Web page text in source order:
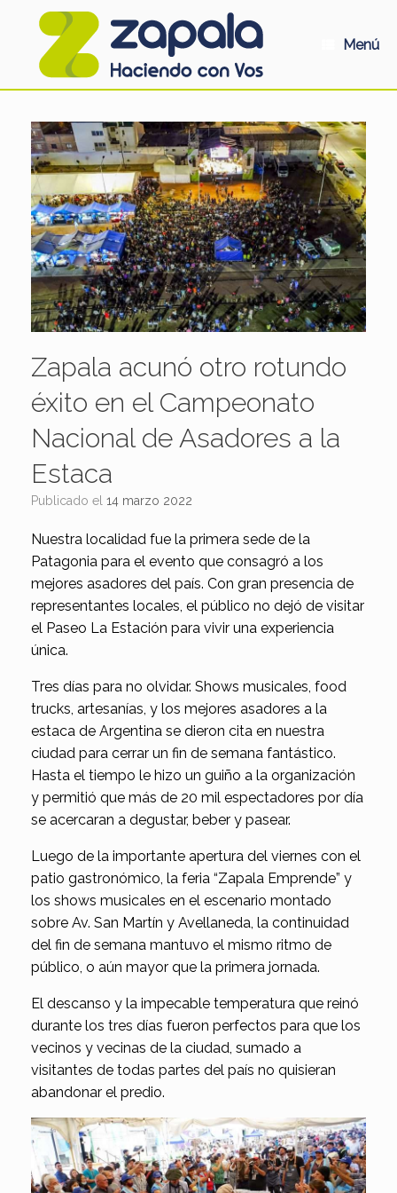
Menú
Zapala acunó otro rotundo
éxito en el Campeonato
Nacional de Asadores a la
Estaca
Publicado el 14 marzo 2022
Nuestra localidad fue la primera sede de la
Patagonia para el evento que consagró a los
mejores asadores del país. Con gran presencia de
representantes locales, el público no dejó de visitar
el Paseo La Estación para vivir una experiencia
única.
Tres días para no olvidar. Shows musicales, food
trucks, artesanías, y los mejores asadores a la
estaca de Argentina se dieron cita en nuestra
ciudad para cerrar un fin de semana fantástico.
Hasta el tiempo le hizo un guiño a la organización
y permitió que más de 20 mil espectadores por día
se acercaran a degustar, beber y pasear.
Luego de la importante apertura del viernes con el
patio gastronómico, la feria “Zapala Emprende” y
los shows musicales en el escenario montado
sobre Av. San Martín y Avellaneda, la continuidad
del fin de semana mantuvo el mismo ritmo de
público, o aún mayor que la primera jornada.
El descanso y la impecable temperatura que reinó
durante los tres días fueron perfectos para que los
vecinos y vecinas de la ciudad, sumado a
visitantes de todas partes del país no quisieran
abandonar el predio.